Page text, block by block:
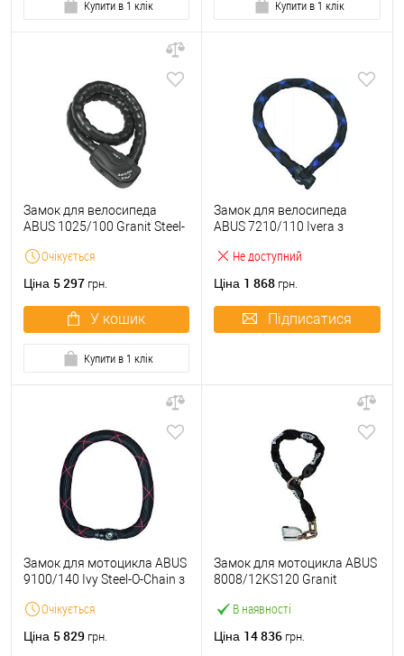
Купити в 1 клік Купити в 1 клік
Очікується
Замок для велосипеда
ABUS 1025/100 Granit Steel-
см 2 ключа
Ціна 5 297 грн.
У кошик
Купити в 1 клік
Не доступний
Замок для велосипеда
ABUS 7210/110 Ivera з
Ціна 1 868 грн.
Підписатися
Очікується
Замок для мотоцикла ABUS
9100/140 Ivy Steel-O-Chain з
Ціна 5 829 грн.
В наявності
Замок для мотоцикла ABUS
8008/12KS120 Granit
120 см 2 ключа
Ціна 14 836 грн.